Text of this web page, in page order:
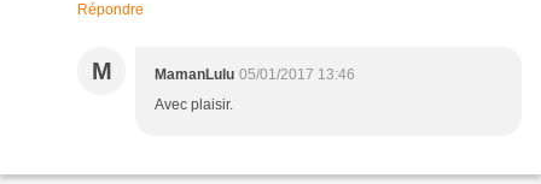
Répondre
M MamanLulu 05/01/2017 13:46
Avec plaisir.